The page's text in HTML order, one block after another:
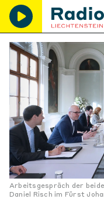
Arbeitsgespräch der
Daniel Risch im Fürst